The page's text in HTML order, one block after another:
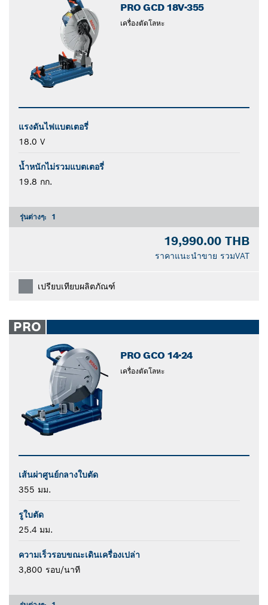
PRO GCD 18V-355
เครื่องตัดโลหะ
แรงดันไฟแบตเตอรี่
18.0 V
น้ำหนักไม่รวมแบตเตอรี่
19.8 กก.
รุ่นต่างๆ: 1
19,990.00 THB
ราคาแนะนำขาย รวมVAT
เปรียบเทียบผลิตภัณฑ์
PRO
PRO GCO 14-24
เครื่องตัดโลหะ
เส้นผ่าศูนย์กลางใบตัด
355 มม.
รูใบตัด
25.4 มม.
ความเร็วรอบขณะเดินเครื่องเปล่า
3,800 รอบ/นาที